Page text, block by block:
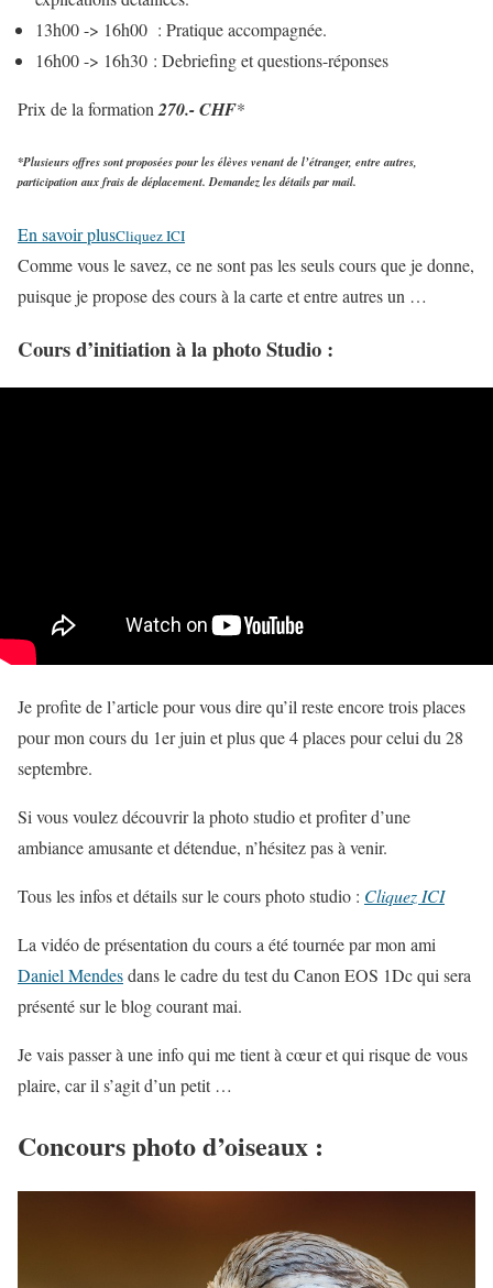
13h00 -> 16h00 : Pratique accompagnée.
16h00 -> 16h30 : Debriefing et questions-réponses
Prix de la formation 270.- CHF*
*Plusieurs offres sont proposées pour les élèves venant de l’étranger, entre autres,
participation aux frais de déplacement. Demandez les détails par mail.
En savoir plusCliquez ICI
Comme vous le savez, ce ne sont pas les seuls cours que je donne,
puisque je propose des cours à la carte et entre autres un …
Cours d’initiation à la photo Studio :
Je profite de l’article pour vous dire qu’il reste encore trois places
pour mon cours du 1er juin et plus que 4 places pour celui du 28
septembre.
Si vous voulez découvrir la photo studio et profiter d’une
ambiance amusante et détendue, n’hésitez pas à venir.
Tous les infos et détails sur le cours photo studio : Cliquez ICI
La vidéo de présentation du cours a été tournée par mon ami
Daniel Mendesdans le cadre du test du Canon EOS 1Dc qui sera
présenté sur le blog courant mai.
Je vais passer à une info qui me tient à cœur et qui risque de vous
plaire, car il s’agit d’un petit …
Concours photo d’oiseaux :